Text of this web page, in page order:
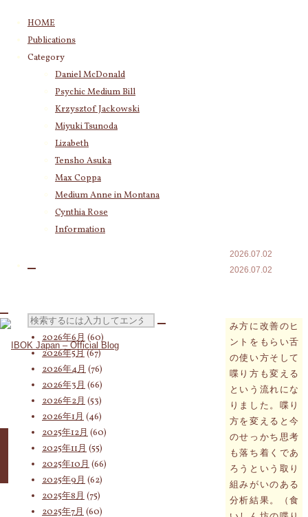
HOME
Publications
Category
Daniel McDonald
Psychic Medium Bill
Krzysztof Jackowski
Miyuki Tsunoda
Lizabeth
Tensho Asuka
Max Coppa
Medium Anne in Montana
Cynthia Rose
Information
検
対
2026.07.02
2026.07.02
み方に改善のヒ
ントをもらい舌
の使い方そして
喋り方も変える
という流れにな
りました。喋り
方を変えると今
のせっかち思考
も落ち着くであ
ろうという取り
組みがいのある
分析結果。（食
Category
Daniel McDonald(243)
Psychic Medium Bill (11)
Katherine
(23)
Krzysztof Jackowski
Miyuki Tsunoda
Lizabeth(255)
Tensho Asuka(3,027)
Amanda Coppa
Max Coppa(403)
Medium Anne in Montana
Cynthia Rose(4)
2026年7月(58)
2026年6月 (60)
2026年5月(67)
2026年4月 (76)
2026年3月 (66)
2026年2月 (53)
2026年1月 (46)
2025年12月 (60)
2025年11月 (55)
2025年10月 (66)
2025年9月 (62)
2025年8月 (75)
2025年7月 (60)